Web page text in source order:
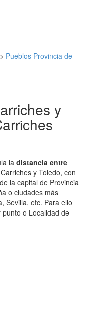
> Pueblos Provincia de
y
la distancia entre
y Toledo, con
la capital de Provincia
o ciudades más
Sevilla, etc. Para ello
punto o Localidad de